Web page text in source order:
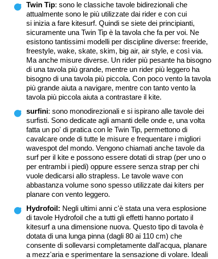
Twin Tip: sono le classiche tavole bidirezionali che
attualmente sono le più utilizzate dai rider e con cui
si inizia a fare kitesurf. Quindi se siete dei principianti,
sicuramente una Twin Tip è la tavola che fa per voi. Ne
esistono tantissimi modelli per discipline diverse: freeride,
freestyle, wake, skate, skim, big air, air style, e così via.
Ma anche misure diverse. Un rider più pesante ha bisogno
di una tavola più grande, mentre un rider più leggero ha
bisogno di una tavola più piccola. Con poco vento la tavola
più grande aiuta a navigare, mentre con tanto vento la
tavola più piccola aiuta a contrastare il kite.
surfini: sono monodirezionali e si ispirano alle tavole dei
surfisti. Sono dedicate agli amanti delle onde e, una volta
fatta un po' di pratica con le Twin Tip, permettono di
cavalcare onde di tutte le misure e frequentare i migliori
wavespot del mondo. Vengono chiamati anche tavole da
surf per il kite e possono essere dotati di strap (per uno o
per entrambi i piedi) oppure essere senza strap per chi
vuole dedicarsi allo strapless. Le tavole wave con
abbastanza volume sono spesso utilizzate dai kiters per
planare con vento leggero.
Hydrofoil: Negli ultimi anni c'è stata una vera esplosione
di tavole Hydrofoil che a tutti gli effetti hanno portato il
kitesurf a una dimensione nuova. Questo tipo di tavola è
dotata di una lunga pinna (dagli 80 ai 110 cm) che
consente di sollevarsi completamente dall'acqua, planare
a mezz'aria e sperimentare la sensazione di volare. Ideali